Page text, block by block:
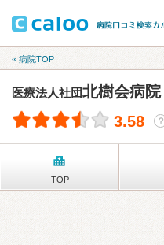
« 病院TOP
医療法人社団北樹会病院
3.58 ？
TOP